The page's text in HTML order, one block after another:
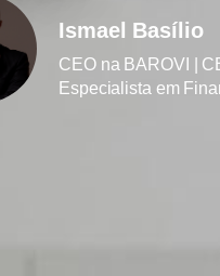
Ismael Basílio
CEO na BAROVI |
Especialista em